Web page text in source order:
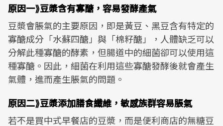
原因一⟫豆漿含有寡醣，容易發酵產氣
豆漿會脹氣的主要原因，即是黃豆、黑豆含有特定的
寡醣成分「水蘇四醣」與「棉籽醣」，人體缺乏可以
分解此種寡醣的酵素，但腸道中的細菌卻可以使用這
種寡醣。因此，細菌在利用這些寡醣發酵後就會產生
氣體，進而產生脹氣的問題。
原因二⟫豆漿添加膳食纖維，敏感族群容易脹氣
若不是買中式早餐店的豆漿，而是便利商店的無糖豆